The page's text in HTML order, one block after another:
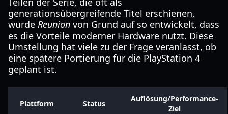
generationsübergreifende Titel erschienen,
wurde Reunion von Grund auf so entwickelt, dass
es die Vorteile moderner Hardware nutzt. Diese
Umstellung hat viele zu der Frage veranlasst, ob
eine spätere Portierung für die PlayStation 4
geplant ist.
Plattform Status
Auflösung/Performance-
Ziel